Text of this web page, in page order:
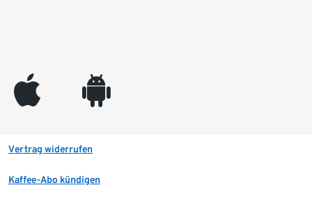
appleinc android
Vertrag widerrufen
Kaffee-Abo kündigen